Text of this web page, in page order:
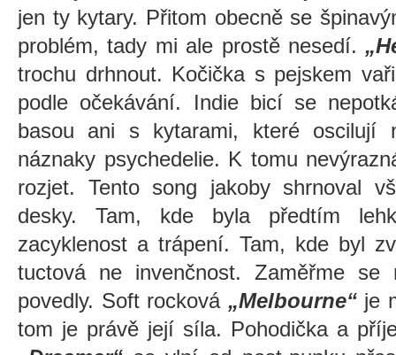
jen ty kytary. Přitom obecně se
problém, tady mi ale prostě nesedí.
trochu drhnout. Kočička s pejskem
podle očekávání. Indie bicí se
basou ani s kytarami, které oscilují
náznaky psychedelie. K tomu
rozjet. Tento song jakoby shrnoval
desky. Tam, kde byla předtím
zacyklenost a trápení. Tam, kde byl
tuctová ne invenčnost. Zaměřme
povedly. Soft rocková „Melbourne“je
tom je právě její síla. Pohodička a